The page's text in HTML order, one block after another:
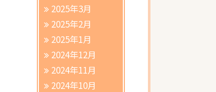
2025年3月
2025年2月
2025年1月
2024年12月
2024年11月
2024年10月